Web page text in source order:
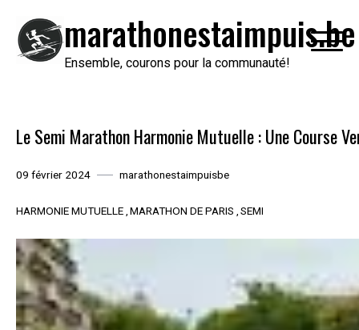
contenu
marathonestaimpuis.be
Ensemble, courons pour la communauté!
Le Semi Marathon Harmonie Mutuelle : Une Course
09 février 2024 marathonestaimpuisbe
HARMONIE MUTUELLE MARATHON DE PARIS SEMI